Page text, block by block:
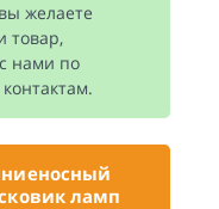
желаете
товар,
нами по
ламп